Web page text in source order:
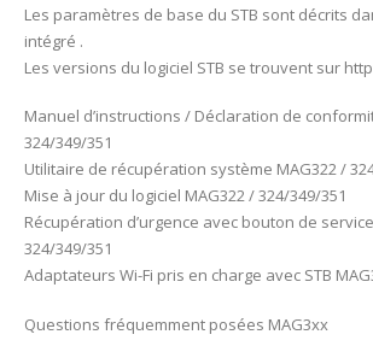
Les paramètres de base du STB sont décrits
intégré .
Les versions du logiciel STB se trouvent sur
Manuel d’instructions / Déclaration de
324/349/351
Utilitaire de récupération système MAG322 /
Mise à jour du logiciel MAG322 / 324/349/351
Récupération d’urgence avec bouton de
324/349/351
Adaptateurs Wi-Fi pris en charge avec STB
Questions fréquemment posées MAG3xx